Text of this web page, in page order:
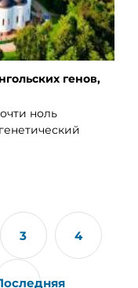
генов,
ноль
3 4